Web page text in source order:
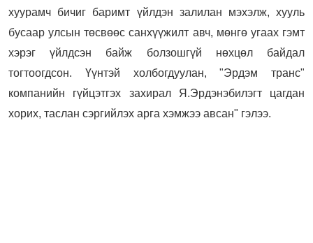
хуурамч бичиг баримт үйлдэн залилан мэхэлж, хууль
бусаар улсын төсвөөс санхүүжилт авч, мөнгө угаах гэмт
хэрэг үйлдсэн байж болзошгүй нөхцөл байдал
тогтоогдсон. Үүнтэй холбогдуулан, "Эрдэм транс"
компанийн гүйцэтгэх захирал Я.Эрдэнэбилэгт цагдан
хорих, таслан сэргийлэх арга хэмжээ авсан" гэлээ.